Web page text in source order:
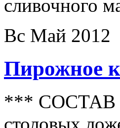
сливочного
Вс Май 2012
Пирожное
*** СОСТАВ
столовых